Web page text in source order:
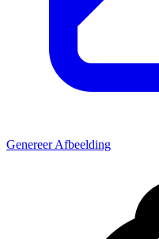
Genereer Afbeelding